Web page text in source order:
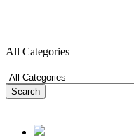
All Categories
Search